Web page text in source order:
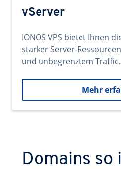
vServer
IONOS VPS bietet Ihnen
starker Server-
und unbegrenztem Traffic.
Mehr
Domains so